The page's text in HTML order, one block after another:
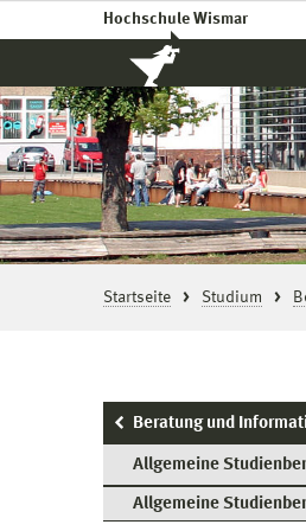
Hochschule Wismar
Startseite Studium
Beratung und
Allgemeine
Allgemeine